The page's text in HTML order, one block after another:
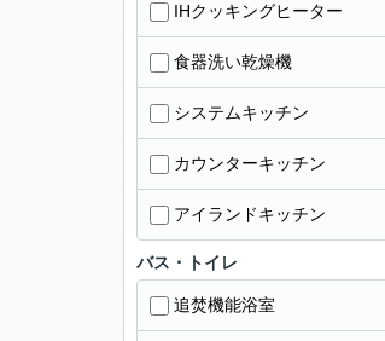
IHクッキングヒーター
食器洗い乾燥機
システムキッチン
カウンターキッチン
アイランドキッチン
バス・トイレ
追焚機能浴室